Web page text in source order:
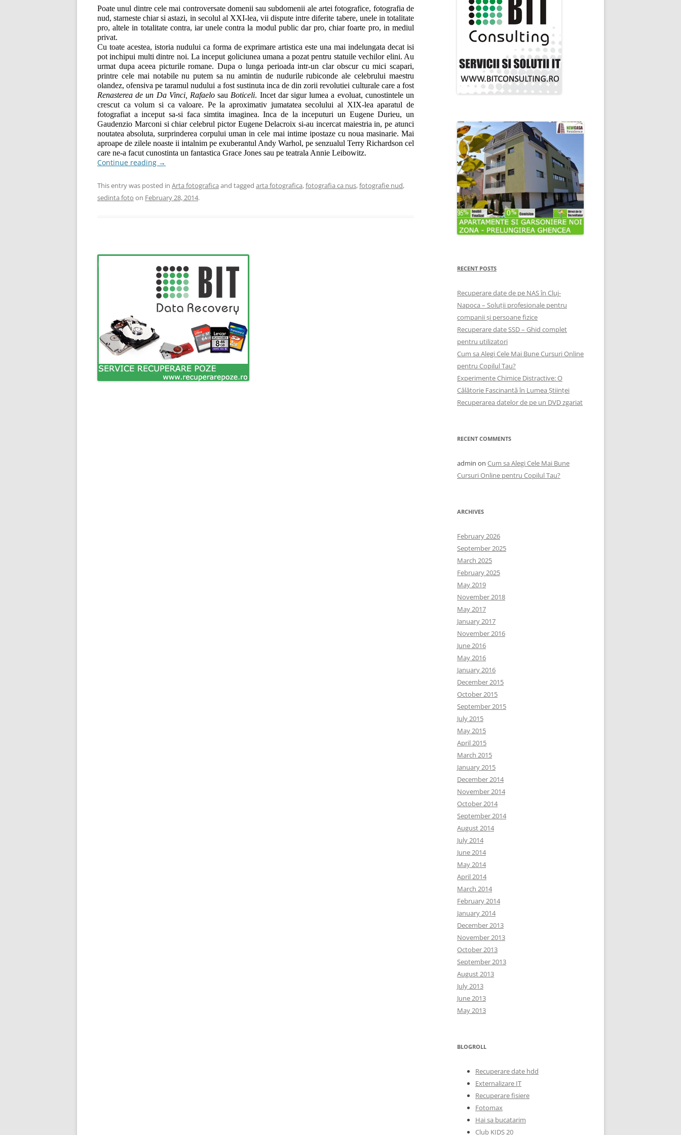
Poate unul dintre cele mai controversate domenii sau subdomenii ale artei fotografice, fotografia de
nud, starneste chiar si astazi, in secolul al XXI-lea, vii dispute intre diferite tabere, unele in totalitate
pro, altele in totalitate contra, iar unele contra la modul public dar pro, chiar foarte pro, in mediul
privat.
Cu toate acestea, istoria nudului ca forma de exprimare artistica este una mai indelungata decat isi
pot inchipui multi dintre noi. La inceput goliciunea umana a pozat pentru statuile vechilor elini. Au
urmat dupa aceea picturile romane. Dupa o lunga perioada intr-un clar obscur cu mici scapari,
printre cele mai notabile nu putem sa nu amintin de nudurile rubiconde ale celebrului maestru
olandez, ofensiva pe taramul nudului a fost sustinuta inca de din zorii revolutiei culturale care a fost
Renasterea de un Da Vinci, Rafaelo sau Boticeli. Incet dar sigur lumea a evoluat, cunostintele un
crescut ca volum si ca valoare. Pe la aproximativ jumatatea secolului al XIX-lea aparatul de
fotografiat a inceput sa-si faca simtita imaginea. Inca de la inceputuri un Eugene Durieu, un
Gaudenzio Marconi si chiar celebrul pictor Eugene Delacroix si-au incercat maiestria in, pe atunci
noutatea absoluta, surprinderea corpului uman in cele mai intime ipostaze cu noua masinarie. Mai
aproape de zilele noaste ii intalnim pe exuberantul Andy Warhol, pe senzualul Terry Richardson cel
care ne-a facut cunostinta un fantastica Grace Jones sau pe teatrala Annie Leibowitz.
Continue reading →
This entry was posted in Arta fotografica and tagged arta fotografica,fotografia ca nus,fotografie nud,
sedinta foto on February 28, 2014.
RECENT POSTS
Recuperare date de pe NAS în Cluj-
Napoca – Soluții profesionale pentru
companii și persoane fizice
Recuperare date SSD – Ghid complet
pentru utilizatori
Cum sa Alegi Cele Mai Bune Cursuri Online
pentru Copilul Tau?
Experimente Chimice Distractive: O
Călătorie Fascinantă în Lumea Științei
Recuperarea datelor de pe un DVD zgariat
RECENT COMMENTS
admin on Cum sa Alegi Cele Mai Bune
Cursuri Online pentru Copilul Tau?
ARCHIVES
February 2026
September 2025
March 2025
February 2025
May 2019
November 2018
May 2017
January 2017
November 2016
June 2016
May 2016
January 2016
December 2015
October 2015
September 2015
July 2015
May 2015
April 2015
March 2015
January 2015
December 2014
November 2014
October 2014
September 2014
August 2014
July 2014
June 2014
May 2014
April 2014
March 2014
February 2014
January 2014
December 2013
November 2013
October 2013
September 2013
August 2013
July 2013
June 2013
May 2013
BLOGROLL
Recuperare date hdd
Externalizare IT
Recuperare fisiere
Fotomax
Hai sa bucatarim
Club KIDS 20